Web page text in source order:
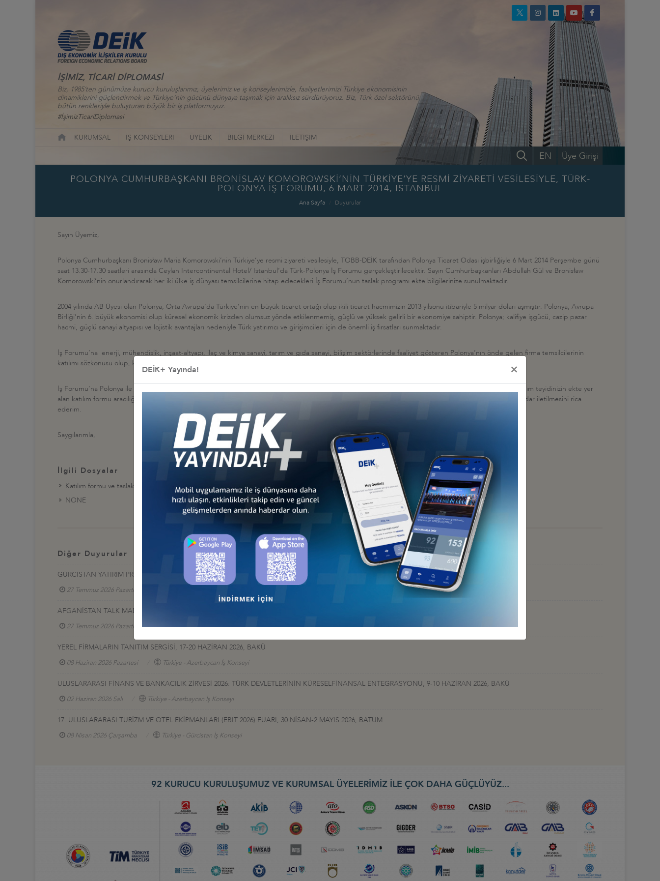
İŞİMİZ, TİCARİ DİPLOMASİ
Biz, 1985’ten günümüze kurucu kuruluşlarımız, üyelerimiz ve iş konseylerimizle, faaliyetlerimizi Türkiye ekonomisinin
dinamiklerini güçlendirmek ve Türkiye’nin gücünü dünyaya taşımak için aralıksız sürdürüyoruz. Biz, Türk özel sektörünü
bütün renkleriyle buluşturan büyük bir iş platformuyuz.
#İşimizTicariDiplomasi
KURUMSAL İŞ KONSEYLERİ ÜYELİK BİLGİ MERKEZİ İLETİŞİM
Üye Girişi
EN
POLONYA CUMHURBAŞKANI BRONİSLAV KOMOROWSKİ’NİN TÜRKİYE’YE RESMİ ZİYARETİ VESİLESİYLE, TÜRK-
POLONYA İŞ FORUMU, 6 MART 2014, ISTANBUL
Ana Sayfa Duyurular
Sayın Üyemiz,
Polonya Cumhurbaşkanı Bronisław Maria Komorowski’nin Türkiye’ye resmi ziyareti vesilesiyle, TOBB-DEİK tarafından Polonya Ticaret Odası işbirliğiyle 6 Mart 2014 Perşembe günü
saat 13.30-17.30 saatleri arasında Ceylan Intercontinental Hotel/ Istanbul’da Türk-Polonya İş Forumu gerçekleştirilecektir. Sayın Cumhurbaşkanları Abdullah Gül ve Bronisław
Komorowski’nin onurlandırarak her iki ülke iş dünyası temsilcilerine hitap edecekleri İş Forumu’nun taslak programı ekte bilgilerinize sunulmaktadır.
2004 yılında AB Üyesi olan Polonya, Orta Avrupa’da Türkiye’nin en büyük ticaret ortağı olup ikili ticaret hacmimizin 2013 yılsonu itibariyle 5 milyar doları aşmıştır. Polonya, Avrupa
Birliği’nin 6. büyük ekonomisi olup küresel ekonomik krizden olumsuz yönde etkilenmemiş, güçlü ve yüksek gelirli bir ekonomiye sahiptir. Polonya; kalifiye işgücü, cazip pazar
hacmi, güçlü sanayi altyapısı ve lojistik avantajları nedeniyle Türk yatırımcı ve girişimcileri için de önemli iş fırsatları sunmaktadır.
İş Forumu’na enerji, mühendislik, inşaat-altyapı, ilaç ve kimya sanayi, tarım ve gıda sanayi, bilişim sektörlerinde faaliyet gösteren Polonya’nın önde gelen firma temsilcilerinin
katılımı sözkonusu olup, konuk firma heyet listesi bilahare paylaşılacaktır.
İş Forumu’na Polonya ile iş yapmayı arzu eden ve Polonya pazarı ile ticaret ve yatırım boyutunda ilgilenen tüm iş dünyası temsilcilerinin katılımını diler, katılım teyidinizin ekte yer
alan katılım formu aracılığıyla DEİK’e (Dilek Tuna;
, Tel: 0212 339 5036 Faks: 0212 339 5065) 3 Mart 2014 Pazartesi günü mesai bitimine kadar iletilmesini rica
ederim.
Saygılarımla,
İlgili Dosyalar
Katılım formu ve taslak program
NONE
Diğer Duyurular
GÜRCİSTAN YATIRIM PROJELERİ HK.
27 Temmuz 2026 Pazartesi
AFGANİSTAN TALK MADEN SAHASI GELİŞTİRME İHALESİ HK
27 Temmuz 2026 Pazartesi Türkiye - Afganistan İş Konseyi
YEREL FİRMALARIN TANITIM SERGİSİ, 17-20 HAZİRAN 2026, BAKÜ
08 Haziran 2026 Pazartesi Türkiye - Azerbaycan İş Konseyi
ULUSLARARASI FİNANS VE BANKACILIK ZİRVESİ 2026: TÜRK DEVLETLERİNİN KÜRESELFİNANSAL ENTEGRASYONU, 9-10 HAZİRAN 2026, BAKÜ
02 Haziran 2026 Salı Türkiye - Azerbaycan İş Konseyi
17. ULUSLARARASI TURİZM VE OTEL EKİPMANLARI (EBIT 2026) FUARI, 30 NİSAN-2 MAYIS 2026, BATUM
08 Nisan 2026 Çarşamba Türkiye - Gürcistan İş Konseyi
92 KURUCU KURULUŞUMUZ VE KURUMSAL ÜYELERİMİZ İLE ÇOK DAHA GÜÇLÜYÜZ...
DEİK+ Yayında! ×